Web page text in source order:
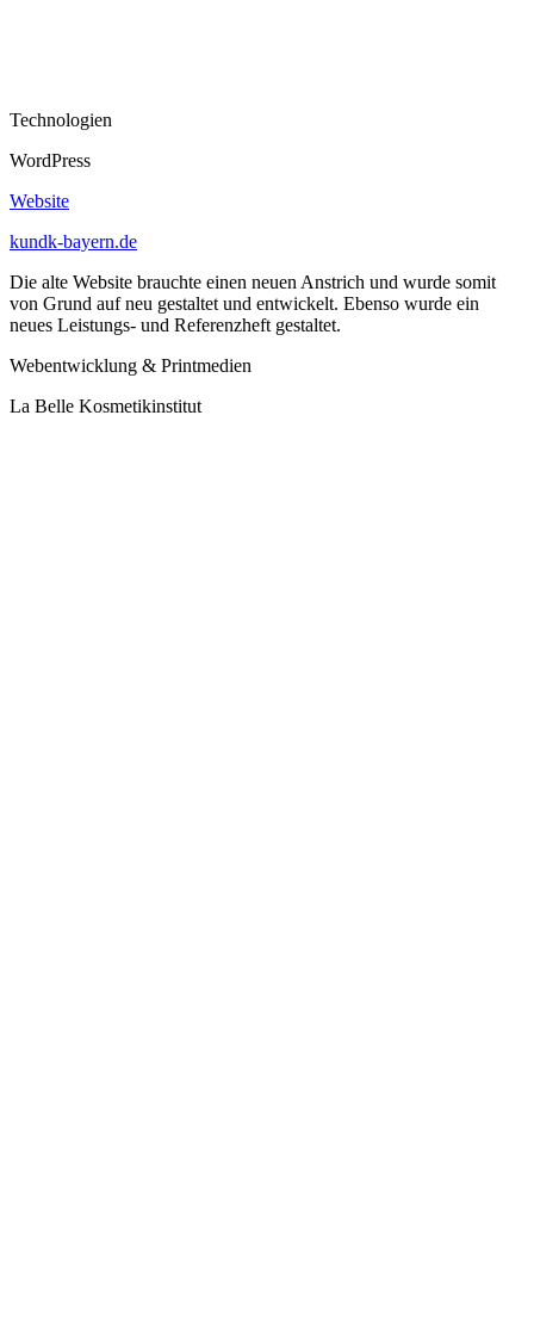
Technologien
WordPress
Website
kundk-bayern.de
Die alte Website brauchte einen neuen Anstrich und wurde somit
von Grund auf neu gestaltet und entwickelt. Ebenso wurde ein
neues Leistungs- und Referenzheft gestaltet.
Webentwicklung & Printmedien
La Belle Kosmetikinstitut